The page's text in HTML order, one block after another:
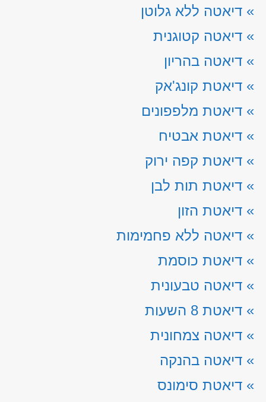
» דיאטה ללא גלוטן
» דיאטה קטוגנית
» דיאטה בהריון
» דיאטת קונג'אק
» דיאטת מלפפונים
» דיאטת אבטיח
» דיאטת קפה ירוק
» דיאטת תות לבן
» דיאטת הזון
» דיאטה ללא פחמימות
» דיאטת כוסמת
» דיאטה טבעונית
» דיאטת 8 השעות
» דיאטה צמחונית
» דיאטה בהנקה
» דיאטת סימונס